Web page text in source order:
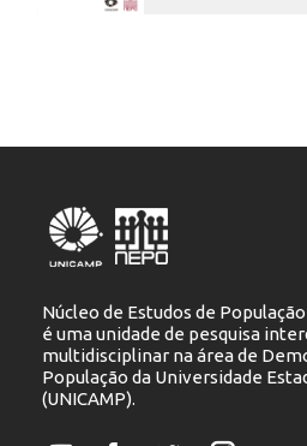
Núcleo de Estudos de
é uma unidade de pesquisa
multidisciplinar na área de
População da Universidade
(UNICAMP).